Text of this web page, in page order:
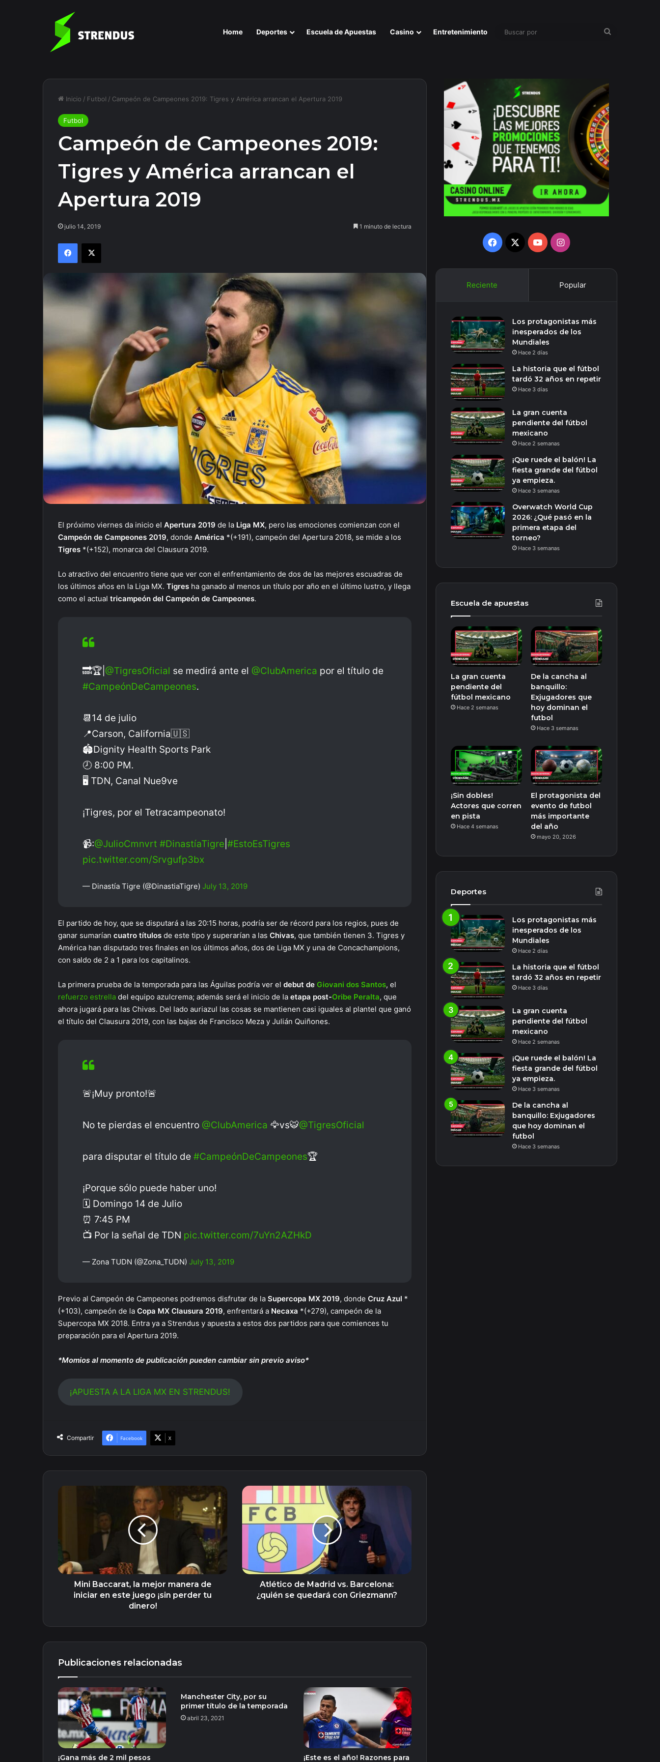
Home Deportes Escuela de Apuestas Casino Entretenimiento
Inicio / Futbol / Campeón de Campeones 2019: Tigres y América arrancan el Apertura 2019
Futbol
Campeón de Campeones 2019:
Tigres y América arrancan el
Apertura 2019
julio 14, 2019 1 minuto de lectura
Facebook
X
El próximo viernes da inicio el Apertura 2019 de la Liga MX, pero las emociones comienzan con el
Campeón de Campeones 2019, donde América *(+191), campeón del Apertura 2018, se mide a los
Tigres *(+152), monarca del Clausura 2019.
Lo atractivo del encuentro tiene que ver con el enfrentamiento de dos de las mejores escuadras de
los últimos años en la Liga MX. Tigres ha ganado al menos un título por año en el último lustro, y llega
como el actual tricampeón del Campeón de Campeones.
🔜🏆| @TigresOficial se medirá ante el @ClubAmerica por el título de
#CampeónDeCampeones.
📆14 de julio
📍Carson, California🇺🇸
🏟Dignity Health Sports Park
🕗 8:00 PM.
🖥 TDN, Canal Nue9ve
¡Tigres, por el Tetracampeonato!
📹:@JulioCmnvrt #DinastíaTigre #EstoEsTigres
pic.twitter.com/Srvgufp3bx
— Dinastía Tigre (@DinastiaTigre) July 13, 2019
El partido de hoy, que se disputará a las 20:15 horas, podría ser de récord para los regios, pues de
ganar sumarían cuatro títulos de este tipo y superarían a las Chivas, que también tienen 3. Tigres y
América han disputado tres finales en los últimos años, dos de Liga MX y una de Concachampions,
con saldo de 2 a 1 para los capitalinos.
La primera prueba de la temporada para las Águilas podría ver el debut de Giovani dos Santos, el
refuerzo estrella del equipo azulcrema; además será el inicio de la etapa post-Oribe Peralta, que
ahora jugará para las Chivas. Del lado auriazul las cosas se mantienen casi iguales al plantel que ganó
el título del Clausura 2019, con las bajas de Francisco Meza y Julián Quiñones.
🚨¡Muy pronto!🚨
No te pierdas el encuentro @ClubAmerica 🦅vs🐯@TigresOficial
para disputar el título de #CampeónDeCampeones🏆
¡Porque sólo puede haber uno!
🗓️ Domingo 14 de Julio
⏰ 7:45 PM
📺 Por la señal de TDN pic.twitter.com/7uYn2AZHkD
— Zona TUDN (@Zona_TUDN) July 13, 2019
Previo al Campeón de Campeones podremos disfrutar de la Supercopa MX 2019, donde Cruz Azul *
(+103), campeón de la Copa MX Clausura 2019, enfrentará a Necaxa *(+279), campeón de la
Supercopa MX 2018. Entra ya a Strendus y apuesta a estos dos partidos para que comiences tu
preparación para el Apertura 2019.
*Momios al momento de publicación pueden cambiar sin previo aviso*
¡APUESTA A LA LIGA MX EN STRENDUS!
Compartir Facebook X
Mini
de
iniciar
en
este
Mini Baccarat, la mejor manera de
iniciar en este juego ¡sin perder tu
dinero!
Atlético
Madrid
vs.
Barcelona:
¿quién
quedará
con
Griezmann?
Atlético de Madrid vs. Barcelona:
¿quién se quedará con Griezmann?
Publicaciones relacionadas
¡Gana más de 2 mil pesos
Manchester City, por su
primer título de la temporada
abril 23, 2021
¡Este es el año! Razones para
Facebook
X YouTubeInstagram
Reciente Popular
Los protagonistas más
inesperados de los
Mundiales
Hace 2 días
La historia que el fútbol
tardó 32 años en repetir
Hace 3 días
La gran cuenta
pendiente del fútbol
mexicano
Hace 2 semanas
¡Que ruede el balón! La
fiesta grande del fútbol
ya empieza.
Hace 3 semanas
Overwatch World Cup
2026: ¿Qué pasó en la
primera etapa del
torneo?
Hace 3 semanas
Escuela de apuestas
La gran cuenta
pendiente del
fútbol mexicano
Hace 2 semanas
De la cancha al
banquillo:
Exjugadores que
hoy dominan el
futbol
Hace 3 semanas
¡Sin dobles!
Actores que corren
en pista
Hace 4 semanas
El protagonista del
evento de futbol
más importante
del año
mayo 20, 2026
Deportes
Los protagonistas más
inesperados de los
Mundiales
Hace 2 días
La historia que el fútbol
tardó 32 años en repetir
Hace 3 días
La gran cuenta
pendiente del fútbol
mexicano
Hace 2 semanas
¡Que ruede el balón! La
fiesta grande del fútbol
ya empieza.
Hace 3 semanas
De la cancha al
banquillo: Exjugadores
que hoy dominan el
futbol
Hace 3 semanas